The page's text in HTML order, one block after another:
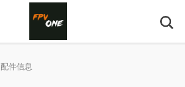
配件信息